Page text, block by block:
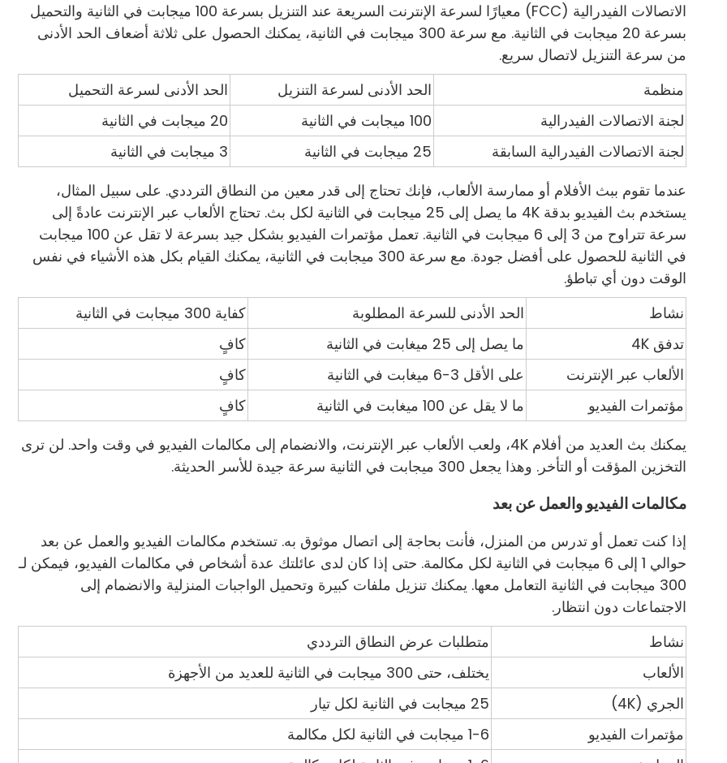
الاتصالات الفيدرالية (FCC) معيارًا لسرعة الإنترنت السريعة عند التنزيل بسرعة 100 ميجابت في الثانية والتحميل
بسرعة 20 ميجابت في الثانية. مع سرعة 300 ميجابت في الثانية، يمكنك الحصول على ثلاثة أضعاف الحد الأدنى
من سرعة التنزيل لاتصال سريع.
منظمة
الحد الأدنى لسرعة التنزيل
الحد الأدنى لسرعة التحميل
لجنة الاتصالات الفيدرالية
100 ميجابت في الثانية
20 ميجابت في الثانية
لجنة الاتصالات الفيدرالية السابقة
25 ميجابت في الثانية
3 ميجابت في الثانية
عندما تقوم ببث الأفلام أو ممارسة الألعاب، فإنك تحتاج إلى قدر معين من النطاق الترددي. على سبيل المثال،
يستخدم بث الفيديو بدقة 4K ما يصل إلى 25 ميجابت في الثانية لكل بث. تحتاج الألعاب عبر الإنترنت عادةً إلى
سرعة تتراوح من 3 إلى 6 ميجابت في الثانية. تعمل مؤتمرات الفيديو بشكل جيد بسرعة لا تقل عن 100 ميجابت
في الثانية للحصول على أفضل جودة. مع سرعة 300 ميجابت في الثانية، يمكنك القيام بكل هذه الأشياء في نفس
الوقت دون أي تباطؤ.
نشاط
الحد الأدنى للسرعة المطلوبة
كفاية 300 ميجابت في الثانية
تدفق 4K
ما يصل إلى 25 ميغابت في الثانية
كافٍ
الألعاب عبر الإنترنت
على الأقل 3-6 ميغابت في الثانية
كافٍ
مؤتمرات الفيديو
ما لا يقل عن 100 ميغابت في الثانية
كافٍ
يمكنك بث العديد من أفلام 4K، ولعب الألعاب عبر الإنترنت، والانضمام إلى مكالمات الفيديو في وقت واحد. لن ترى
التخزين المؤقت أو التأخر. وهذا يجعل 300 ميجابت في الثانية سرعة جيدة للأسر الحديثة.
مكالمات الفيديو والعمل عن بعد
إذا كنت تعمل أو تدرس من المنزل، فأنت بحاجة إلى اتصال موثوق به. تستخدم مكالمات الفيديو والعمل عن بعد
حوالي 1 إلى 6 ميجابت في الثانية لكل مكالمة. حتى إذا كان لدى عائلتك عدة أشخاص في مكالمات الفيديو، فيمكن لـ
300 ميجابت في الثانية التعامل معها. يمكنك تنزيل ملفات كبيرة وتحميل الواجبات المنزلية والانضمام إلى
الاجتماعات دون انتظار.
نشاط
متطلبات عرض النطاق الترددي
الألعاب
يختلف، حتى 300 ميجابت في الثانية للعديد من الأجهزة
الجري (4K)
25 ميجابت في الثانية لكل تيار
مؤتمرات الفيديو
1-6 ميجابت في الثانية لكل مكالمة